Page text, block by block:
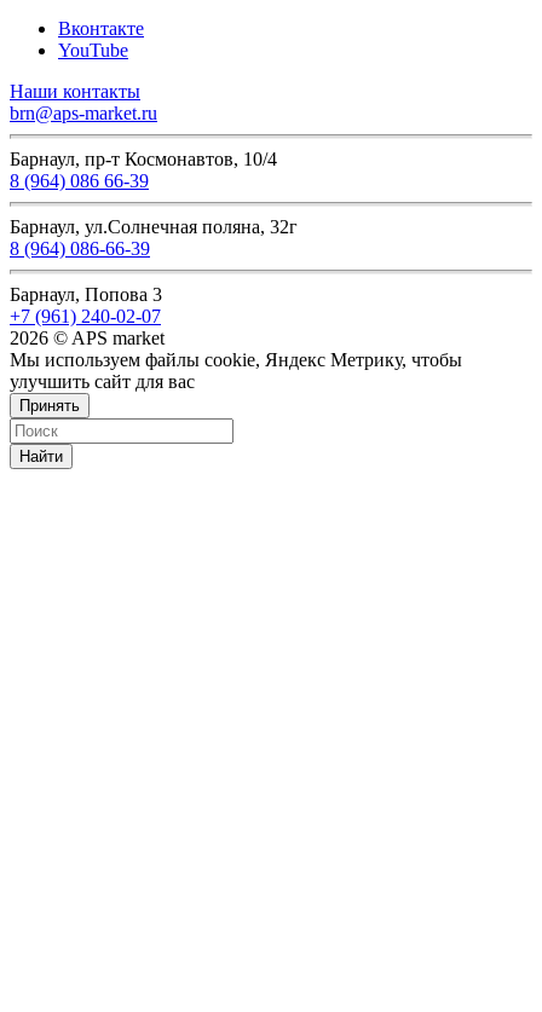
Вконтакте
YouTube
Наши контакты
brn@aps-market.ru
Барнаул, пр-т Космонавтов, 10/4
8 (964) 086 66-39
Барнаул, ул.Солнечная поляна, 32г
8 (964) 086-66-39
Барнаул, Попова 3
+7 (961) 240-02-07
2026 © APS market
Мы используем файлы cookie, Яндекс Метрику, чтобы
улучшить сайт для вас
Принять
Найти